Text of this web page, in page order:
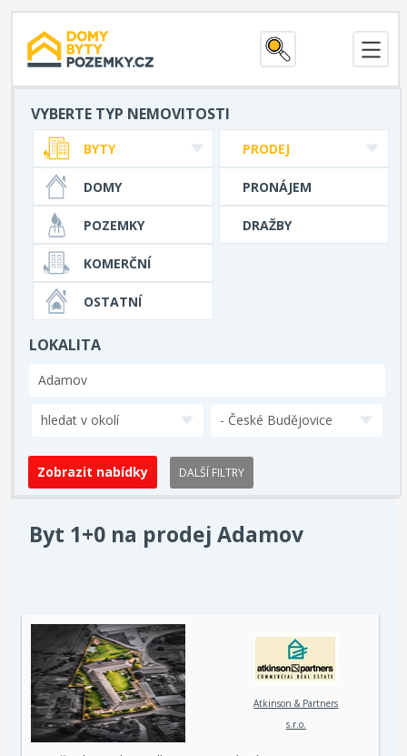
VYBERTE TYP NEMOVITOSTI
PRODEJ
PRONÁJEM
DRAŽBY
BYTY
DOMY
POZEMKY
KOMERČNÍ
OSTATNÍ
LOKALITA
hledat v okolí - České Budějovice
DALŠÍ FILTRY
Byt 1+0 na prodej Adamov
Atkinson & Partners
s.r.o.